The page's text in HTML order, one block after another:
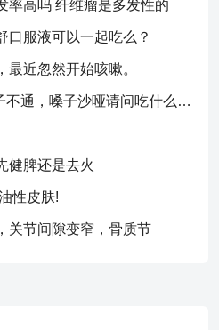
率高吗 纤维瘤是多发性的
口服液可以一起吃么？
近忽然开始咳嗽。
你好，鼻炎犯了，鼻子不通，嗓子沙哑请问吃什么药比较好？
健脾还是去火
性皮肤!
关节间隙变窄，骨质节